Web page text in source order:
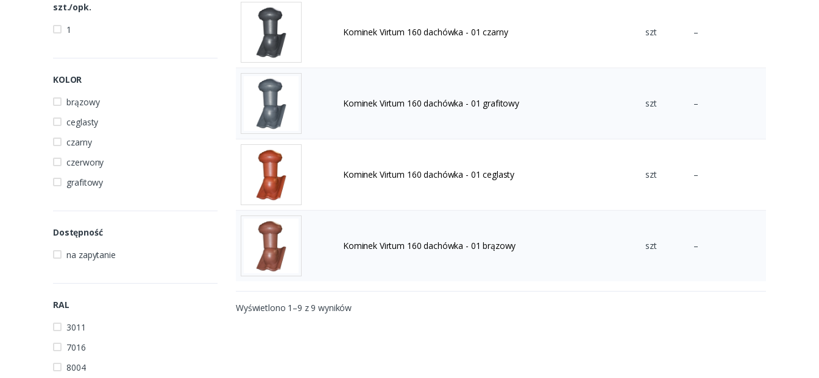
szt./opk.
1
KOLOR
brązowy
ceglasty
czarny
czerwony
grafitowy
Dostępność
na zapytanie
RAL
3011
7016
8004
Kominek Virtum 160 dachówka - 01 czarny szt –
Kominek Virtum 160 dachówka - 01 grafitowy szt –
Kominek Virtum 160 dachówka - 01 ceglasty szt –
Kominek Virtum 160 dachówka - 01 brązowy szt –
Wyświetlono 1–9 z 9 wyników